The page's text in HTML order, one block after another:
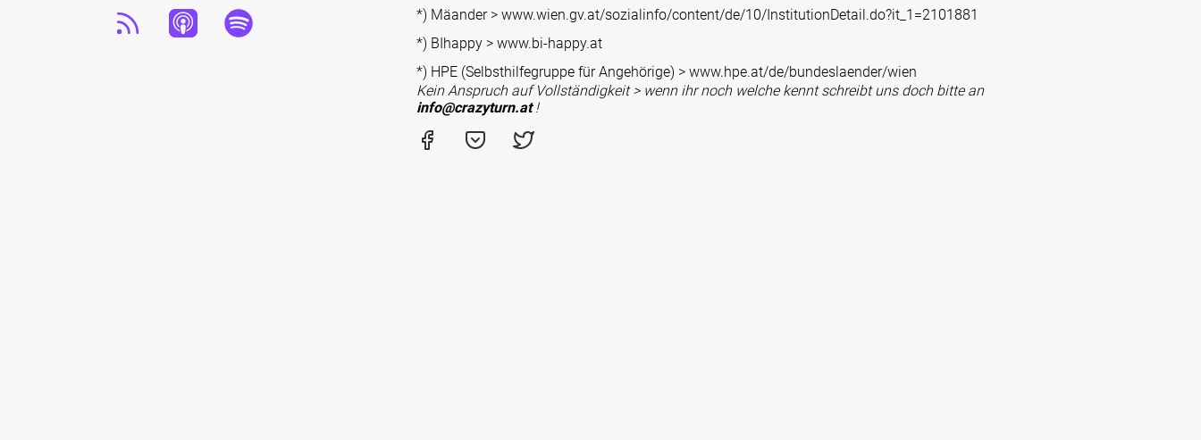
*) Mäander > www.wien.gv.at/sozialinfo/content/de/10/InstitutionDetail.do?it_1=2101881
*) BIhappy > www.bi-happy.at
*) HPE (Selbsthilfegruppe für Angehörige) > www.hpe.at/de/bundeslaender/wien
Kein Anspruch auf Vollständigkeit > wenn ihr noch welche kennt schreibt uns doch bitte an
info@crazyturn.at!